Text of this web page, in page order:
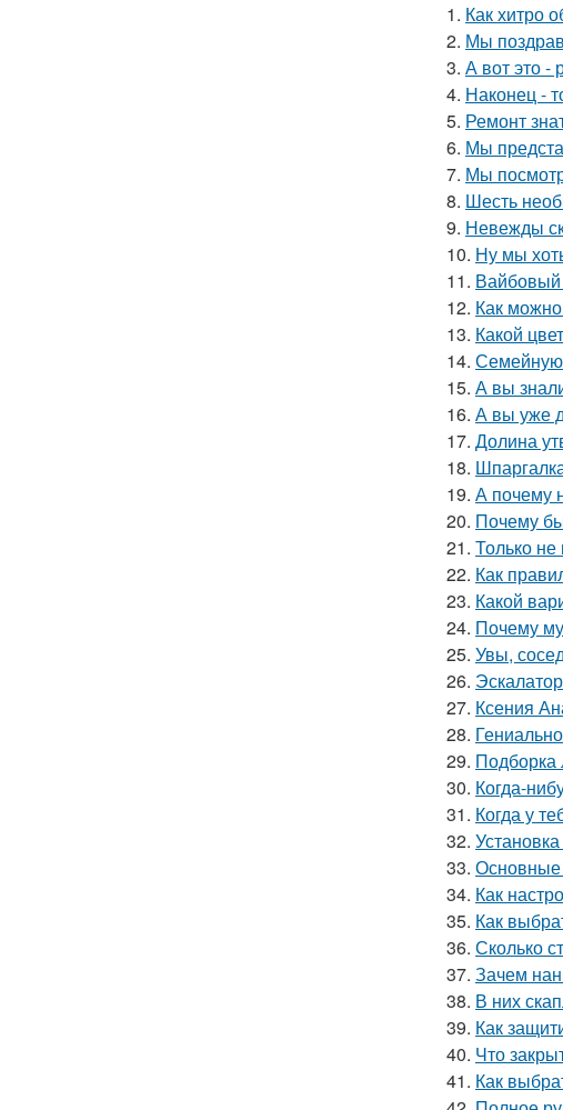
1. Как хитро
2. Мы
3. А вот это -
4. Наконец -
5. Ремонт
6. Мы
7. Мы
8. Шесть
9. Невежды
10. Ну мы
11. Вайбовый
12. Как
13. Какой
14. Семейную
15. А вы
16. А вы уже
17. Долина
18.
19. А почему
20. Почему
21. Только не
22. Как
23. Какой
24. Почему
25. Увы,
26.
27. Ксения
28.
29. Подборка
30. Когда-
31. Когда у
32.
33. Основные
34. Как
35. Как
36. Сколько
37. Зачем
38. В них
39. Как
40. Что
41. Как